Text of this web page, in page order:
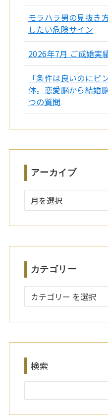
モラハラ男の見抜き
したい危険サイン
2026年7月 ご成婚実
「条件は良いのにピ
体。恋愛脳から結婚
つの質問
アーカイブ
ー
カテゴリー
検索